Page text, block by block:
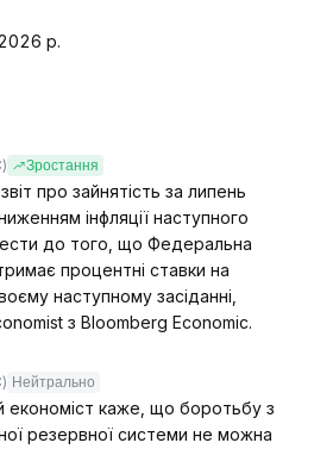
р.
Зростання
про зайнятість за липень
інфляції наступного
до того, що Федеральна
процентні ставки на
наступному засіданні,
з Bloomberg Economic.
Нейтрально
економіст каже, що боротьбу з
резервної системи не можна